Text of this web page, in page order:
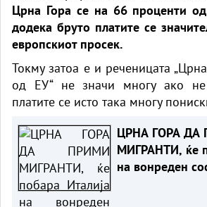
Црна Гора се на 66 проценти
додека бруто платите се
европскиот просек.
Токму затоа е и реченицата
од ЕУ“ не значи многу ако
платите се исто така многу
ЦРНА ГОРА ДА
МИГРАНТИ, ќе
на вонреден